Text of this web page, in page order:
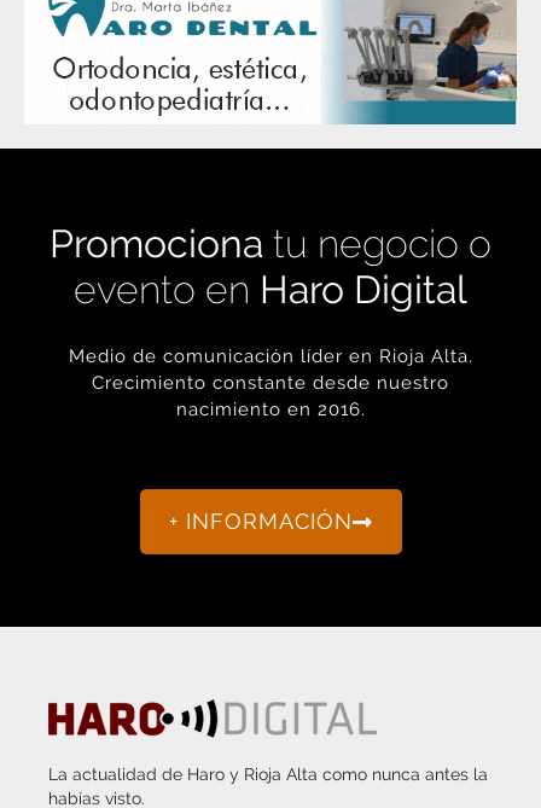
Promociona tu negocio o
evento en Haro Digital
Medio de comunicación líder en Rioja Alta.
Crecimiento constante desde nuestro
nacimiento en 2016.
+ INFORMACIÓN
La actualidad de Haro y Rioja Alta como nunca antes la
habías visto.